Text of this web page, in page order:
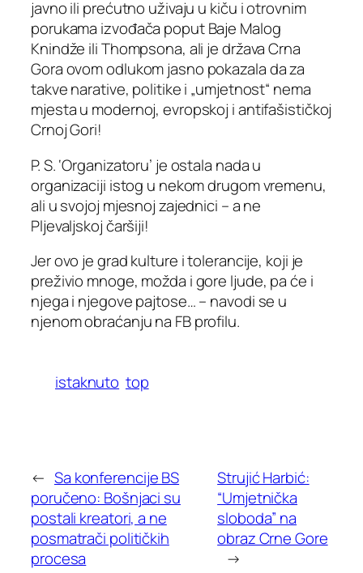
javno ili prećutno uživaju u kiču i otrovnim
porukama izvođača poput Baje Malog
Knindže ili Thompsona, ali je država Crna
Gora ovom odlukom jasno pokazala da za
takve narative, politike i „umjetnost“ nema
mjesta u modernoj, evropskoj i antifašističkoj
Crnoj Gori!
P. S. ‘Organizatoru’ je ostala nada u
organizaciji istog u nekom drugom vremenu,
ali u svojoj mjesnoj zajednici – a ne
Pljevaljskoj čaršiji!
Jer ovo je grad kulture i tolerancije, koji je
preživio mnoge, možda i gore ljude, pa će i
njega i njegove pajtose… – navodi se u
njenom obraćanju na FB profilu.
istaknuto top
← Sa konferencije BS
poručeno: Bošnjaci su
postali kreatori, a ne
posmatrači političkih
procesa
Strujić Harbić:
“Umjetnička
sloboda” na
obraz Crne Gore
→